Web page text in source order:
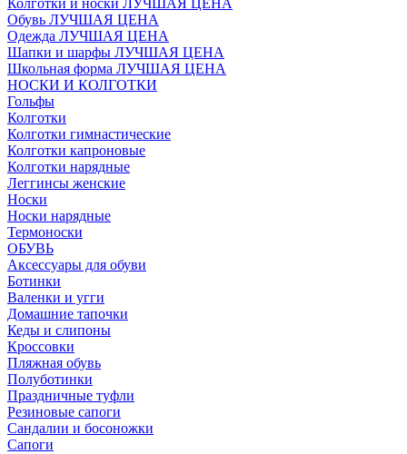
Колготки и носки ЛУЧШАЯ ЦЕНА
Обувь ЛУЧШАЯ ЦЕНА
Одежда ЛУЧШАЯ ЦЕНА
Шапки и шарфы ЛУЧШАЯ ЦЕНА
Школьная форма ЛУЧШАЯ ЦЕНА
НОСКИ И КОЛГОТКИ
Гольфы
Колготки
Колготки гимнастические
Колготки капроновые
Колготки нарядные
Леггинсы женские
Носки
Носки нарядные
Термоноски
ОБУВЬ
Аксессуары для обуви
Ботинки
Валенки и угги
Домашние тапочки
Кеды и слипоны
Кроссовки
Пляжная обувь
Полуботинки
Праздничные туфли
Резиновые сапоги
Сандалии и босоножки
Сапоги